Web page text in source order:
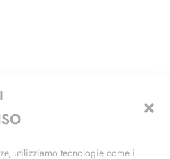
utilizziamo tecnologie come i
Sul Naviglio (MI)